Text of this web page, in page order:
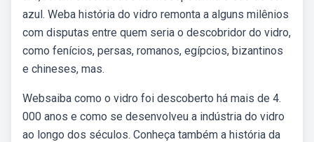
azul. Weba história do vidro remonta a alguns milênios
com disputas entre quem seria o descobridor do vidro,
como fenícios, persas, romanos, egípcios, bizantinos
e chineses, mas.
Websaiba como o vidro foi descoberto há mais de 4.
000 anos e como se desenvolveu a indústria do vidro
ao longo dos séculos. Conheça também a história da